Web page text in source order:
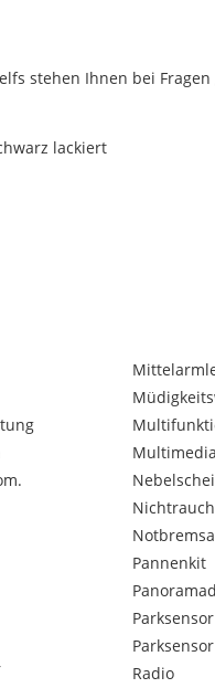
stehen Ihnen bei
lackiert
Pannenkit
Radio